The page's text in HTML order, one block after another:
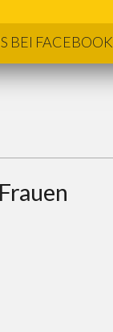
BEI FACEBOOK